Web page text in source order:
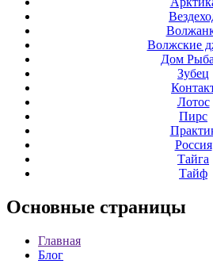
Волжские
Дом
Зубец
Лотос
Пирс
Россия
Тайга
Тайф
Основные страницы
Главная
Блог